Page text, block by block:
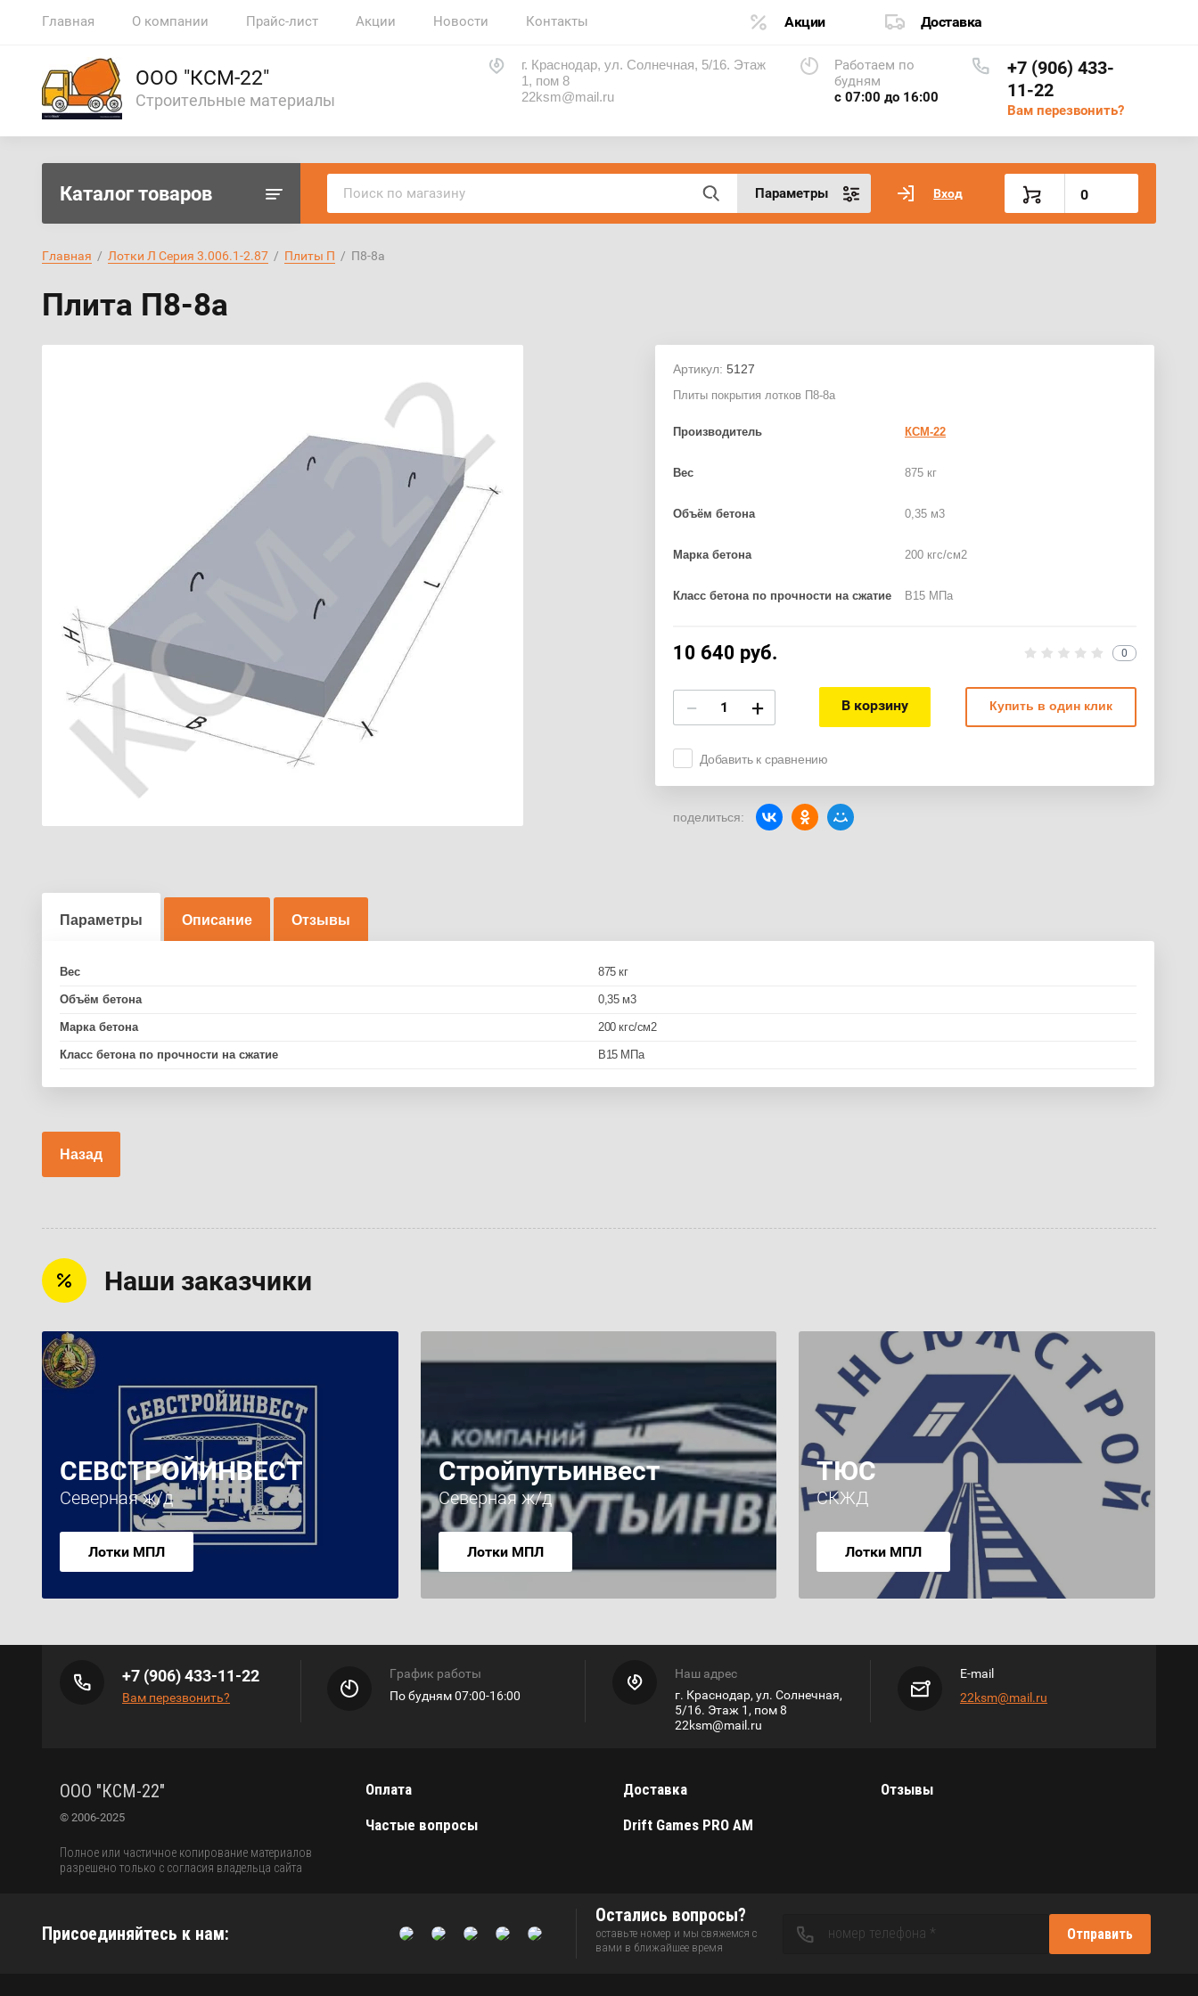
Главная О компании Прайс-лист Акции Новости Контакты Акции Доставка
ООО "КСМ-22"
Строительные материалы
г. Краснодар, ул. Солнечная, 5/16. Этаж
1, пом 8
22ksm@mail.ru
Работаем по
будням
с 07:00 до 16:00
+7 (906) 433-
11-22
Вам перезвонить?
Каталог товаров Параметры Вход 0
Главная
  /
Лотки Л Серия 3.006.1-2.87
  /
Плиты П
  /  П8-8а
Плита П8-8а
Артикул: 5127
Плиты покрытия лотков П8-8а
Производитель КСМ-22
Вес 875 кг
Объём бетона 0,35 м3
Марка бетона 200 кгс/см2
Класс бетона по прочности на сжатие B15 МПа
10 640 руб. 0
− + В корзину Купить в один клик
Добавить к сравнению
поделиться:
Параметры Описание Отзывы
Вес 875 кг
Объём бетона 0,35 м3
Марка бетона 200 кгс/см2
Класс бетона по прочности на сжатие B15 МПа
Назад
Наши заказчики
СЕВСТРОЙИНВЕСТ
Северная ж/д
Лотки МПЛ
Стройпутьинвест
Северная ж/д
Лотки МПЛ
ТЮС
СКЖД
Лотки МПЛ
+7 (906) 433-11-22
Вам перезвонить?
График работы
По будням 07:00-16:00
Наш адрес
г. Краснодар, ул. Солнечная,
5/16. Этаж 1, пом 8
22ksm@mail.ru
E-mail
22ksm@mail.ru
ООО "КСМ-22"
© 2006-2025
Полное или частичное копирование материалов
разрешено только с согласия владельца сайта
Оплата Доставка
Отзывы
Частые вопросы
Drift Games PRO AM
Присоединяйтесь к нам:
Остались вопросы?
оставьте номер и мы свяжемся с
вами в ближайшее время
Отправить